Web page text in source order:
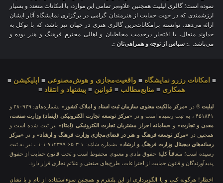
نموده است؛ گالری لیلیت همچنین علاوه‌بر تمامی این موارد، با امکانات متعدد و بسیار
ارزشمندی که در جهت حمایت از هنرمندان گرامی در برگزاری نمایشگاه آثار ایشان
ارائه می‌دهد، توانسته پرامکانات‌ترین گالری هنری در جهان نیز باشد، که با توکل به
خداوند متعال، با افتخار درخدمت مخاطبان و اهالی محترم فرهنگ و هنر بوده و
می‌باشد. .: سپاس از توجه و همراهی‌تان :.
≡ امکانات رزرو نمایشگاه ≡واقعیت‌مجازی و هوش‌مصنوعی ≡ اپلیکیشن ≡
همکاری ≡ منابع‌مطالب ≡ قوانین ≡ پیشنهاد و انتقاد ≡
لیلیت® در «مرکز مالکیت معنوی سازمان ثبت اسناد و املاک کشور»
بشماره‌های: ۲۸۰۹۲۹ و
۴۵۱۸۴۱ ، به ثبت رسیده است و در
«مرکز توسعه تجارت الکترونیکی (اینماد) وزارت صنعت،
معدن و تجارت» و «سامانه احراز مشتریان تجارت الکترونیکی (اِمتا)»نیز ثبت شده است و
همچنین در
«مرکز توسعه فرهنگ و هنر در فضای‌مجازی وزارت فرهنگ و ارشاد» و در «مرکز
رسانه‌های دیجیتال وزارت فرهنگ و ارشاد»
بشماره شامَد: ۱-۳-۶۵-۷۱۲۳۹۹-۱-۱ ، نیز به ثبت
رسیده است؛ متعاقباً کلیهٔ حقوق مادی و معنوی محفوظ است و تحت قانون حمایت از حقوق
پدیدآورندگان و قانون حمایت از اختراعات، طرح‌های صنعتی و علائم تجاری قرار دارد.
اخطار! هرگونه کپی و یا الگوبرداری از این پلتفرم و همچنین سوءاستفاده از نام و یا نشان